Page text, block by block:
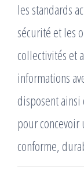
les standards
sécurité et les
collectivités et
informations
disposent ainsi
pour
conforme,